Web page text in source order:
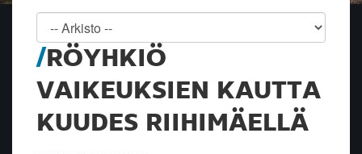
RÖYHKIÖ
VAIKEUKSIEN KAUTTA
KUUDES RIIHIMÄELLÄ